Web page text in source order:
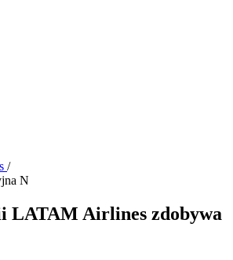
/
N
LATAM Airlines zdobywa